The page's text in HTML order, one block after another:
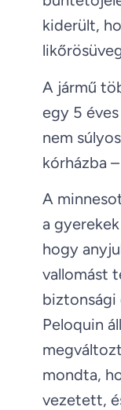
kiderült,
A jármű
egy 5
nem
kórházba
A
a
hogy
vallomást
biztonsági
Peloquin
mondta,
vezetett,